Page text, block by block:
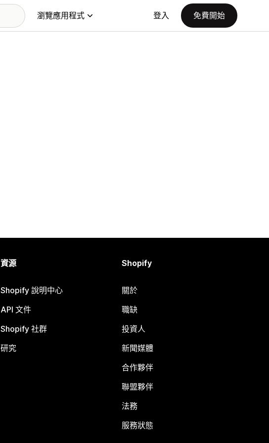
瀏覽應用程式 登入 免費開始
資源
Shopify 說明中心
API 文件
Shopify 社群
研究
Shopify
關於
職缺
投資人
新聞媒體
合作夥伴
聯盟夥伴
法務
服務狀態